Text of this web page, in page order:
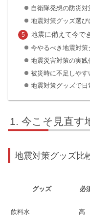
自衛隊発想の防災
地震対策グッズ選び
地震に備えて今で
今やるべき地震対策
地震災害対策の実
被災時に不足しや
地震対策グッズで
今こそ見直す
地震対策グッズ比
グッズ 必
飲料水 高